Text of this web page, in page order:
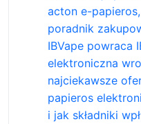
acton e-
poradnik
IBVape powraca
elektroniczna
najciekawsze
papieros
i jak składniki